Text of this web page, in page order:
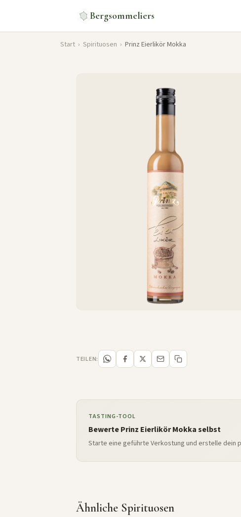
Bergsommeliers
Start › Spirituosen › Prinz Eierlikör Mokka
TEILEN:
TASTING-TOOL
Bewerte Prinz Eierlikör Mokka selbst
Starte eine geführte Verkostung und erstelle dein
Ähnliche Spirituosen